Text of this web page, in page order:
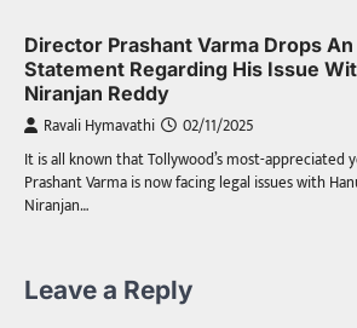
Director Prashant Varma Drops
Statement Regarding His Issue
Niranjan Reddy
Ravali Hymavathi 02/11/2025
It is all known that Tollywood’s most-appreciated
Prashant Varma is now facing legal issues with
Niranjan…
Leave a Reply